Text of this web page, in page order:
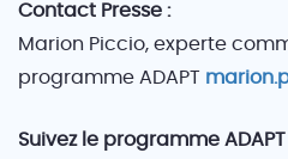
Contact Presse :
Marion Piccio, experte
programme ADAPT
Suivez le programme